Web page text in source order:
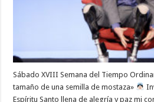
Sábado XVIII Semana del Tiempo
tamaño de una semilla de mostaza»
Espíritu Santo llena de alegría y paz mi